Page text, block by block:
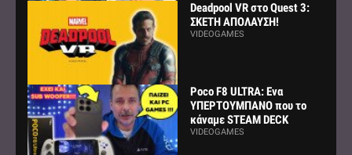
Deadpool VR στο Quest 3:
ΣΚΕΤΗ ΑΠΟΛΑΥΣΗ!
VIDEOGAMES
Poco F8 ULTRA: Ενα
ΥΠΕΡΤΟΥΜΠΑΝΟ που το
κάναμε STEAM DECK
VIDEOGAMES